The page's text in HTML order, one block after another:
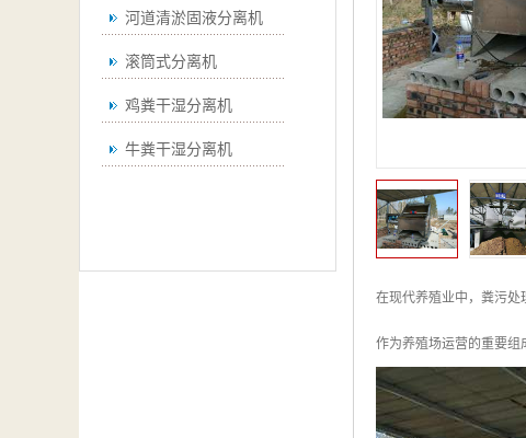
河道清淤固液分离机
滚筒式分离机
鸡粪干湿分离机
牛粪干湿分离机
在现代养殖业中，粪污处
作为养殖场运营的重要